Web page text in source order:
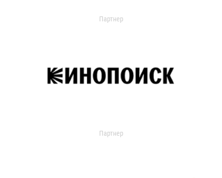
Партнер
Партнер